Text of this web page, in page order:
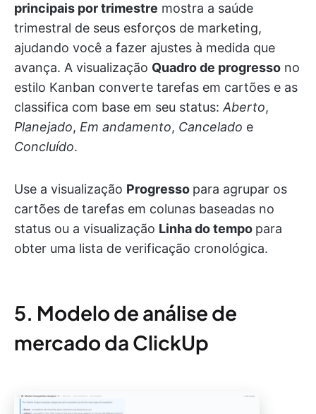
principais por trimestre mostra a saúde
trimestral de seus esforços de marketing,
ajudando você a fazer ajustes à medida que
avança. A visualização Quadro de progresso no
estilo Kanban converte tarefas em cartões e as
classifica com base em seu status:Aberto,
Planejado, Em andamento, Cancelado e
Concluído.
Use a visualização Progresso para agrupar os
cartões de tarefas em colunas baseadas no
status ou a visualização Linha do tempo para
obter uma lista de verificação cronológica.
5. Modelo de análise de
mercado da ClickUp